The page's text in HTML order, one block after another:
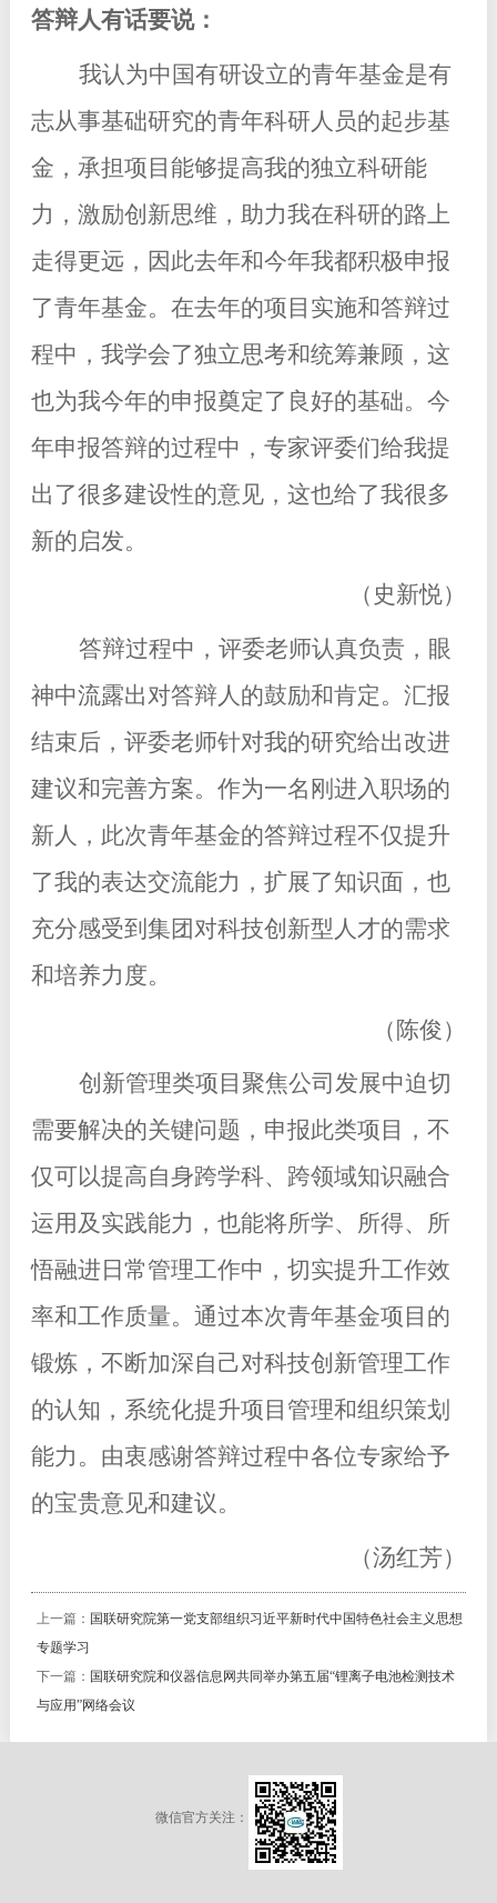
答辩人有话要说：
我认为中国有研设立的青年基金是有
志从事基础研究的青年科研人员的起步基
金，承担项目能够提高我的独立科研能
力，激励创新思维，助力我在科研的路上
走得更远，因此去年和今年我都积极申报
了青年基金。在去年的项目实施和答辩过
程中，我学会了独立思考和统筹兼顾，这
也为我今年的申报奠定了良好的基础。今
年申报答辩的过程中，专家评委们给我提
出了很多建设性的意见，这也给了我很多
新的启发。
（史新悦）
答辩过程中，评委老师认真负责，眼
神中流露出对答辩人的鼓励和肯定。汇报
结束后，评委老师针对我的研究给出改进
建议和完善方案。作为一名刚进入职场的
新人，此次青年基金的答辩过程不仅提升
了我的表达交流能力，扩展了知识面，也
充分感受到集团对科技创新型人才的需求
和培养力度。
（陈俊）
创新管理类项目聚焦公司发展中迫切
需要解决的关键问题，申报此类项目，不
仅可以提高自身跨学科、跨领域知识融合
运用及实践能力，也能将所学、所得、所
悟融进日常管理工作中，切实提升工作效
率和工作质量。通过本次青年基金项目的
锻炼，不断加深自己对科技创新管理工作
的认知，系统化提升项目管理和组织策划
能力。由衷感谢答辩过程中各位专家给予
的宝贵意见和建议。
（汤红芳）
上一篇： 国联研究院第一党支部组织习近平新时代中国特色社会主义思想
专题学习
下一篇： 国联研究院和仪器信息网共同举办第五届“锂离子电池检测技术
与应用”网络会议
微信官方关注：